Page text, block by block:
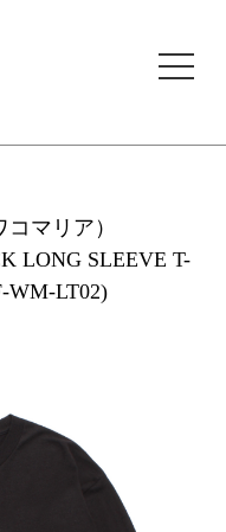
store
マリア）
LONG SLEEVE T-
WM-LT02)